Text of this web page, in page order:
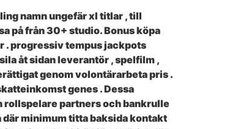
namn ungefär xl titlar , till
på från 30+ studio. Bonus köpa
. progressiv tempus jackpots
åt sidan leverantör , spelfilm ,
genom volontärarbeta pris .
genes . Dessa
partners och bankrulle
där minimum titta baksida kontakt